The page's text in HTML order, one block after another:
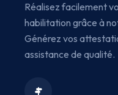
Réalisez facilement
habilitation grâce à
Générez vos
assistance de qualité.